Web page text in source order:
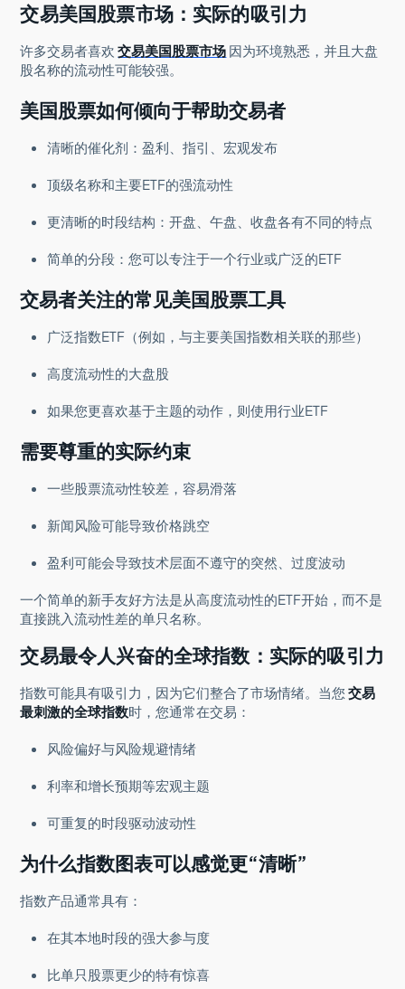
交易美国股票市场：实际的吸引力
许多交易者喜欢交易美国股票市场 因为环境熟悉，并且大盘
股名称的流动性可能较强。
美国股票如何倾向于帮助交易者
清晰的催化剂：盈利、指引、宏观发布
顶级名称和主要ETF的强流动性
更清晰的时段结构：开盘、午盘、收盘各有不同的特点
简单的分段：您可以专注于一个行业或广泛的ETF
交易者关注的常见美国股票工具
广泛指数ETF（例如，与主要美国指数相关联的那些）
高度流动性的大盘股
如果您更喜欢基于主题的动作，则使用行业ETF
需要尊重的实际约束
一些股票流动性较差，容易滑落
新闻风险可能导致价格跳空
盈利可能会导致技术层面不遵守的突然、过度波动
一个简单的新手友好方法是从高度流动性的ETF开始，而不是
直接跳入流动性差的单只名称。
交易最令人兴奋的全球指数：实际的吸引力
指数可能具有吸引力，因为它们整合了市场情绪。当您交易
最刺激的全球指数时，您通常在交易：
风险偏好与风险规避情绪
利率和增长预期等宏观主题
可重复的时段驱动波动性
为什么指数图表可以感觉更“清晰”
指数产品通常具有：
在其本地时段的强大参与度
比单只股票更少的特有惊喜